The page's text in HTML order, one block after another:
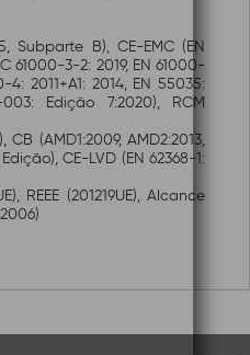
Subparte B), CE-EMC (EN
61000-3-2: 2019, EN 61000-
4: 2011+A1: 2014, EN 55035:
003: Edição 7:2020), RCM
(AMD1:2009, AMD2:2013,
CE-LVD (EN 62368-1:
REEE (201219UE), Alcance